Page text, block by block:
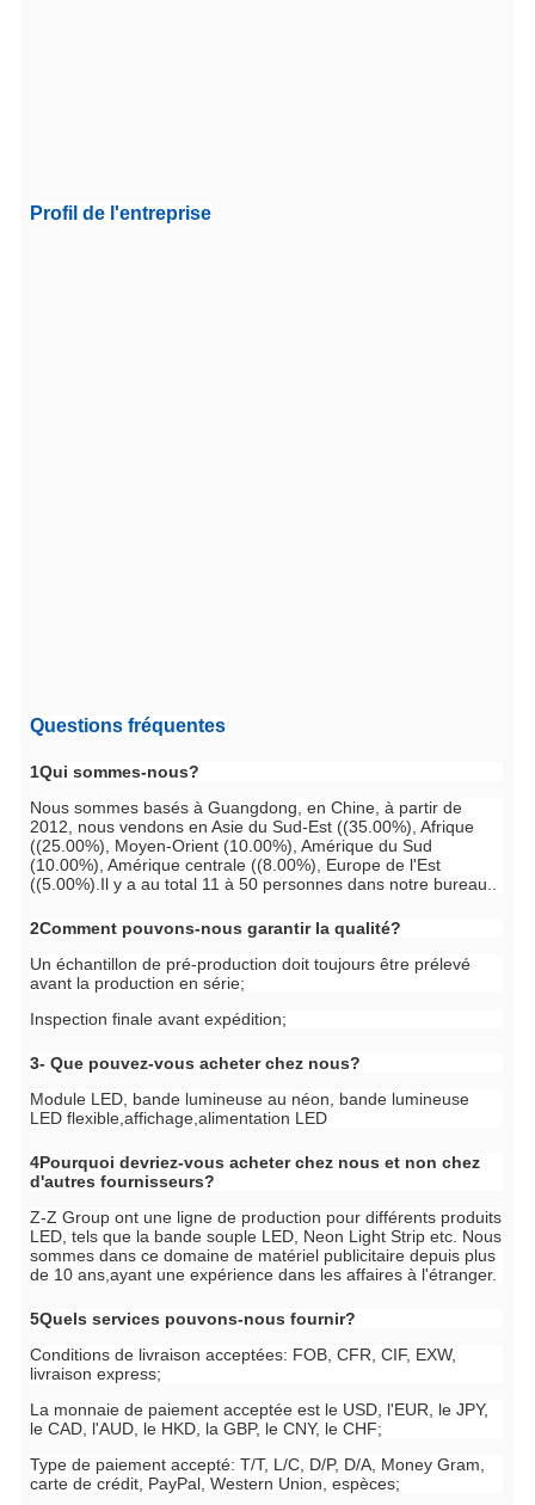
Profil de l'entreprise
Questions fréquentes
1Qui sommes-nous?
Nous sommes basés à Guangdong, en Chine, à partir de
2012, nous vendons en Asie du Sud-Est ((35.00%), Afrique
((25.00%), Moyen-Orient (10.00%), Amérique du Sud
(10.00%), Amérique centrale ((8.00%), Europe de l'Est
((5.00%).Il y a au total 11 à 50 personnes dans notre bureau..
2Comment pouvons-nous garantir la qualité?
Un échantillon de pré-production doit toujours être prélevé
avant la production en série;
Inspection finale avant expédition;
3- Que pouvez-vous acheter chez nous?
Module LED, bande lumineuse au néon, bande lumineuse
LED flexible,affichage,alimentation LED
4Pourquoi devriez-vous acheter chez nous et non chez
d'autres fournisseurs?
Z-Z Group ont une ligne de production pour différents produits
LED, tels que la bande souple LED, Neon Light Strip etc. Nous
sommes dans ce domaine de matériel publicitaire depuis plus
de 10 ans,ayant une expérience dans les affaires à l'étranger.
5Quels services pouvons-nous fournir?
Conditions de livraison acceptées: FOB, CFR, CIF, EXW,
livraison express;
La monnaie de paiement acceptée est le USD, l'EUR, le JPY,
le CAD, l'AUD, le HKD, la GBP, le CNY, le CHF;
Type de paiement accepté: T/T, L/C, D/P, D/A, Money Gram,
carte de crédit, PayPal, Western Union, espèces;